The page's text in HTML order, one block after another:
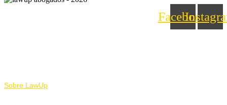
Facebook
Sobre LawUp